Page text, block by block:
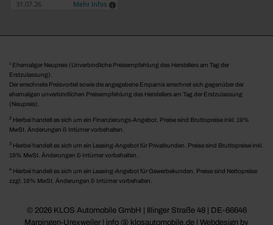
1 Ehemaliger Neupreis (Unverbindliche Preisempfehlung des Herstellers am Tag der
Erstzulassung).
Der errechnete Preisvorteil sowie die angegebene Ersparnis errechnet sich gegenüber der
ehemaligen unverbindlichen Preisempfehlung des Herstellers am Tag der Erstzulassung
(Neupreis).
2 Hierbei handelt es sich um ein Finanzierungs-Angebot. Preise sind Bruttopreise inkl. 19%
MwSt. Änderungen & Irrtümer vorbehalten.
3 Hierbei handelt es sich um ein Leasing-Angebot für Privatkunden. Preise sind Bruttopreise inkl.
19% MwSt. Änderungen & Irrtümer vorbehalten.
4 Hierbei handelt es sich um ein Leasing-Angebot für Gewerbekunden. Preise sind Nettopreise
zzgl. 19% MwSt. Änderungen & Irrtümer vorbehalten.
© 2026 KLOS Automobile GmbH | Illinger Straße 48 | DE-66646
Marpingen-Urexweiler | info @ klosautomobile.de | Webdesign by